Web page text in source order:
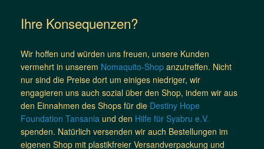
Ihre Konsequenzen?
Wir hoffen und würden uns freuen, unsere Kunden
vermehrt in unserem Nomaquito-Shop anzutreffen. Nicht
nur sind die Preise dort um einiges niedriger, wir
engagieren uns auch sozial über den Shop, indem wir aus
den Einnahmen des Shops für die Destiny Hope
Foundation Tansania und den Hilfe für Syabru e.V.
spenden. Natürlich versenden wir auch Bestellungen im
eigenen Shop mit plastikfreier Versandverpackung und